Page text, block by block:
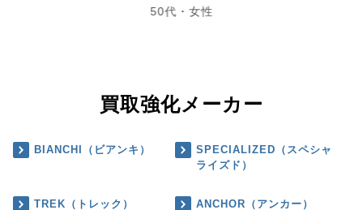
50代・女性
買取強化メーカー
BIANCHI（ビアンキ）
SPECIALIZED（スペシャ
ライズド）
TREK（トレック） ANCHOR（アンカー）